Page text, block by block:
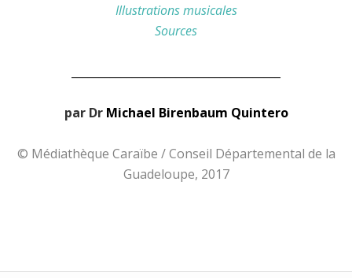
Illustrations musicales
Sources
par Dr Michael Birenbaum Quintero
© Médiathèque Caraïbe / Conseil Départemental de la
Guadeloupe, 2017